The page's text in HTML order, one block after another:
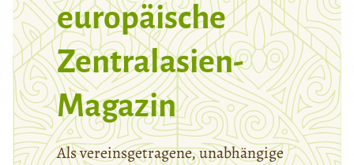
europäische
Zentralasien-
Magazin
Als vereinsgetragene, unabhängige